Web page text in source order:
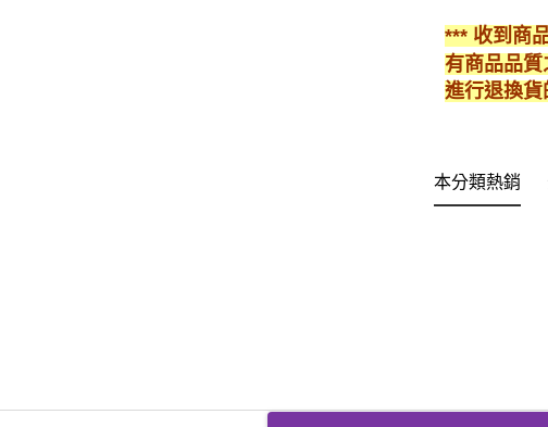
*** 收到商
有商品品質
進行退換貨
本分類熱銷